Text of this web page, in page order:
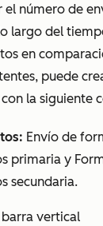
el número de
largo del
en
puede
la siguiente
Envío de
primaria y
secundaria.
barra vertical